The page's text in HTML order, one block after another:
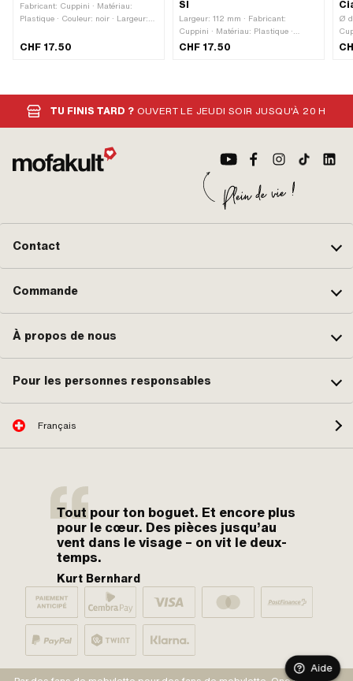
Fabricant: Cuppini · Matériau:
Plastique · Couleur: noir · Largeur:
Distance entre les trous: 115 mm
CHF 17.50
SI
Largeur: 112 mm · Fabricant:
Cuppini · Matériau: Plastique ·
Couleur: noir · Hauteur: 82 mm ·
CHF 17.50
Ø
mm
TU FINIS TARD ? OUVERT LE JEUDI SOIR JUSQU'À 20 H
Contact
Commande
À propos de nous
Pour les personnes responsables
Français
Tout pour ton boguet. Et encore plus
pour le cœur. Des pièces jusqu’au
vent dans le visage – on vit le deux-
temps.
Kurt Bernhard
Aide